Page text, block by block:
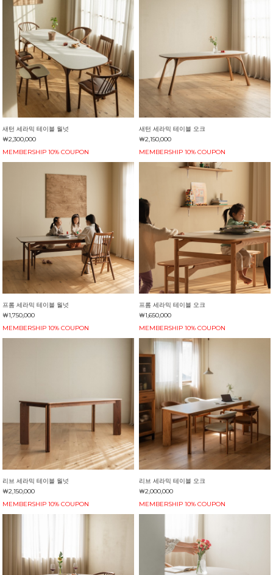
새턴 세라믹 테이블 월넛
￦2,300,000
MEMBERSHIP 10% COUPON
새턴 세라믹 테이블 오크
￦2,150,000
MEMBERSHIP 10% COUPON
프롬 세라믹 테이블 월넛
￦1,750,000
MEMBERSHIP 10% COUPON
프롬 세라믹 테이블 오크
￦1,650,000
MEMBERSHIP 10% COUPON
리브 세라믹 테이블 월넛
￦2,150,000
MEMBERSHIP 10% COUPON
리브 세라믹 테이블 오크
￦2,000,000
MEMBERSHIP 10% COUPON